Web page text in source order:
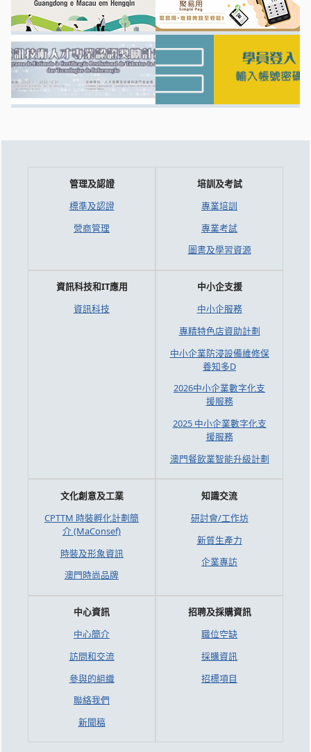
管理及認證
標準及認證
營商管理
培訓及考試
專業培訓
專業考試
圖書及學習資源
資訊科技和IT應用
資訊科技
中小企支援
中小企服務
專精特色店資助計劃
中小企業防浸設備維修保
養知多D
2026中小企業數字化支
援服務
2025 中小企業數字化支
援服務
澳門餐飲業智能升級計劃
文化創意及工業
CPTTM 時裝孵化計劃簡
介 (MaConsef)
時裝及形象資訊
澳門時尚品牌
知識交流
研討會/工作坊
新質生產力
企業專訪
中心資訊
中心簡介
訪問和交流
參與的組織
聯絡我們
新聞稿
招聘及採購資訊
職位空缺
採購資訊
招標項目